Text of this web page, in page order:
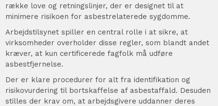
række love og retningslinjer, der er designet til at
minimere risikoen for asbestrelaterede sygdomme.
Arbejdstilsynet spiller en central rolle i at sikre, at
virksomheder overholder disse regler, som blandt andet
kræver, at kun certificerede fagfolk må udføre
asbestfjernelse.
Der er klare procedurer for alt fra identifikation og
risikovurdering til bortskaffelse af asbestaffald. Desuden
stilles der krav om, at arbejdsgivere uddanner deres